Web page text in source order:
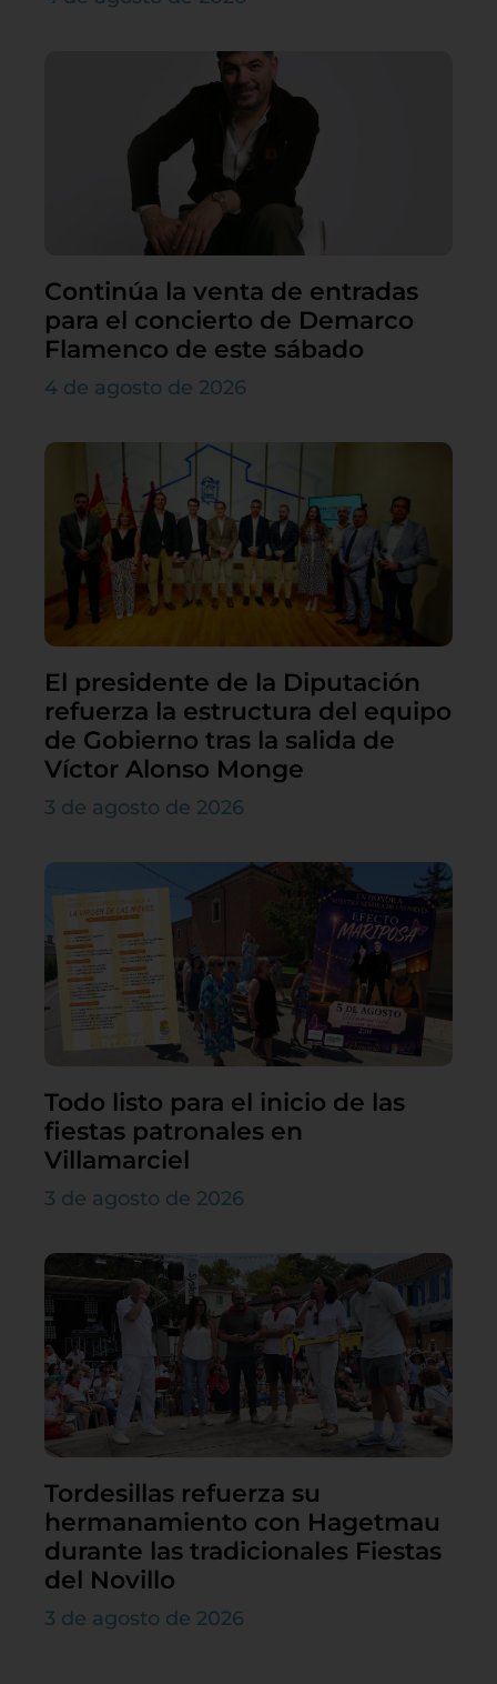
Continúa la venta de entradas
para el concierto de Demarco
Flamenco de este sábado
4 de agosto de 2026
El presidente de la Diputación
refuerza la estructura del equipo
de Gobierno tras la salida de
Víctor Alonso Monge
3 de agosto de 2026
Todo listo para el inicio de las
fiestas patronales en
Villamarciel
3 de agosto de 2026
Tordesillas refuerza su
hermanamiento con Hagetmau
durante las tradicionales Fiestas
del Novillo
3 de agosto de 2026